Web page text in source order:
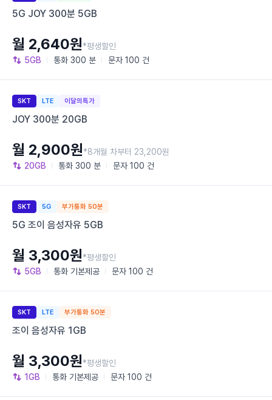
5G JOY 300분 5GB
5GB 통화 300 분 문자 100 건
월 2,640원*평생할인
SKT LTE 이달의특가
JOY 300분 20GB
20GB 통화 300 분 문자 100 건
월 2,900원*8개월 차부터 23,200원
SKT 5G 부가통화 50분
5G 조이 음성자유 5GB
5GB 통화 기본제공 문자 100 건
월 3,300원*평생할인
SKT LTE 부가통화 50분
조이 음성자유 1GB
1GB 통화 기본제공 문자 100 건
월 3,300원*평생할인